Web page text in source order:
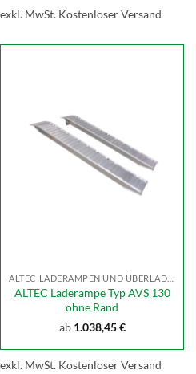
exkl. MwSt. Kostenloser Versand
ALTEC Laderampe Typ AVS 130
ohne Rand
ab 1.038,45€
exkl. MwSt. Kostenloser Versand